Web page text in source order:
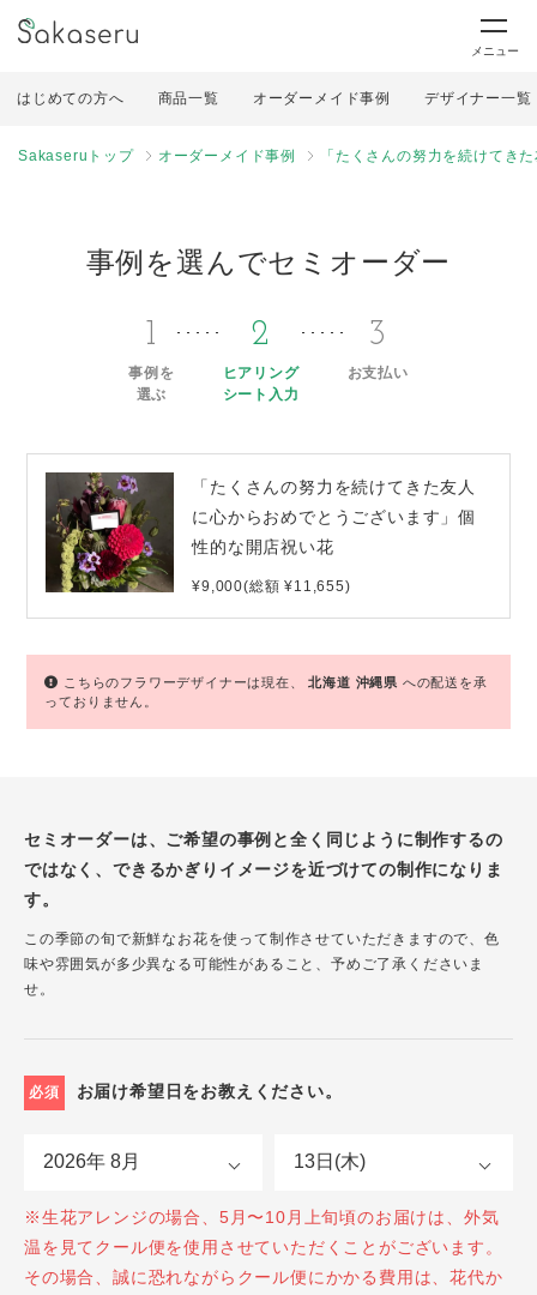
メニュー
はじめての方へ 商品一覧 オーダーメイド事例 デザイナー一覧
Sakaseruトップ オーダーメイド事例 「たくさんの努力を続けてき
事例を選んでセミオーダー
1
事例を
選ぶ
2
ヒアリング
シート入力
3
お支払い
「たくさんの努力を続けてきた友人
に心からおめでとうございます」個
性的な開店祝い花
¥9,000(総額 ¥11,655)
こちらのフラワーデザイナーは現在、北海道 沖縄県 への配送を承
っておりません。
セミオーダーは、ご希望の事例と全く同じように制作するの
ではなく、できるかぎりイメージを近づけての制作になりま
す。
この季節の旬で新鮮なお花を使って制作させていただきますので、色
味や雰囲気が多少異なる可能性があること、予めご了承くださいま
せ。
必須 お届け希望日をお教えください。
※生花アレンジの場合、5月〜10月上旬頃のお届けは、外気
温を見てクール便を使用させていただくことがございます。
その場合、誠に恐れながらクール便にかかる費用は、花代か